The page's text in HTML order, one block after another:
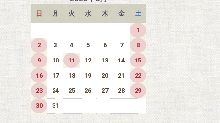
日 月 火 水 木 金 土
1
2 3 4 5 6 7 8
9 10 11 12 13 14 15
16 17 18 19 20 21 22
23 24 25 26 27 28 29
30 31